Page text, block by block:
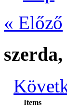
« Előző
Items